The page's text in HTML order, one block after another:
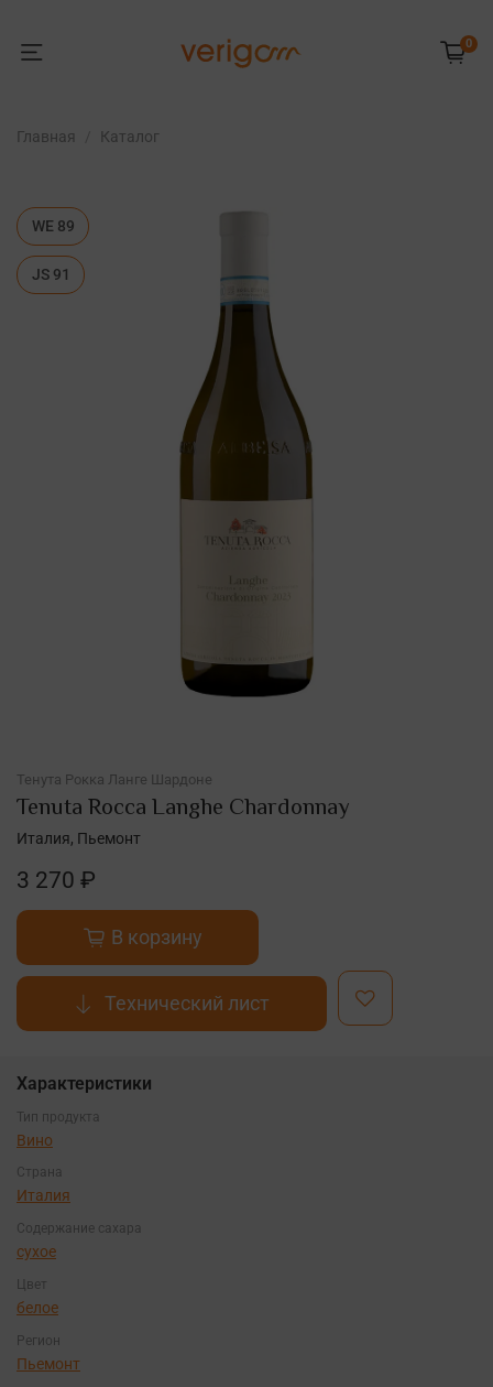
0
Главная Каталог
WE 89
JS 91
Тенута Рокка Ланге Шардоне
Tenuta Rocca Langhe Chardonnay
3 270 ₽
В корзину
Технический лист
Италия, Пьемонт
Характеристики
Тип продукта
Вино
Страна
Италия
Содержание сахара
сухое
Цвет
белое
Регион
Пьемонт